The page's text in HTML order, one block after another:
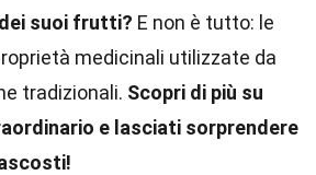
suoi frutti? E non è tutto: le
medicinali utilizzate da
tradizionali. Scopri di più su
e lasciati sorprendere